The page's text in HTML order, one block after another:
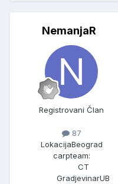
NemanjaR
Registrovani Član
87
LokacijaBeograd
carpteam:
CT
GradjevinarUB